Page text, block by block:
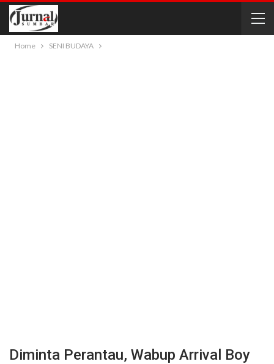
Home SENI BUDAYA
Diminta Perantau, Wabup Arrival Boy